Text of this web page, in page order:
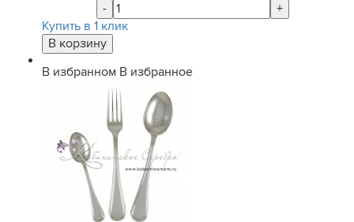
-
+
Купить в 1 клик
В избранном В избранное